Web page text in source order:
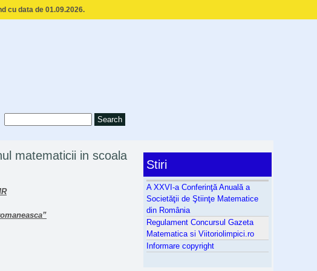
cu data de 01.09.2026.
matematicii in scoala
Stiri
A XXVI-a Conferinţă Anuală a
Societăţii de Ştiinţe Matematice
din România
Regulament Concursul Gazeta
Matematica si Viitoriolimpici.ro
Informare copyright